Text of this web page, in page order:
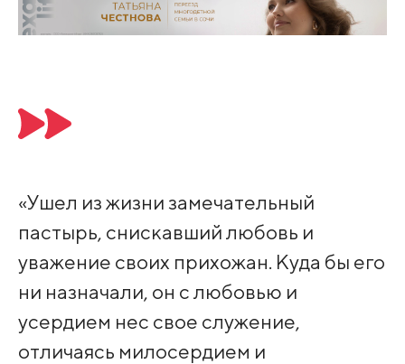
«Ушел из жизни замечательный
пастырь, снискавший любовь и
уважение своих прихожан. Куда бы его
ни назначали, он с любовью и
усердием нес свое служение,
отличаясь милосердием и